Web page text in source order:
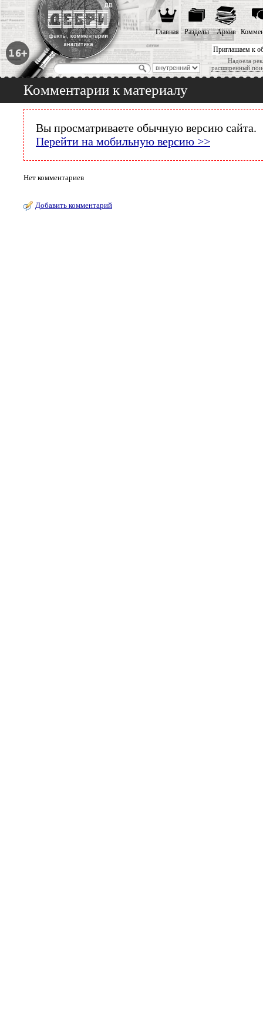
Приглашаем к
Надоела
расширенный
Главная Разделы Архив
Комментарии к материалу
Вы просматриваете обычную версию сайта.
Перейти на мобильную версию >>
Нет комментариев
Добавить комментарий